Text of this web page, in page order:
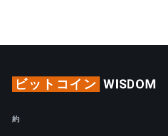
ビットコイン WISDOM
約